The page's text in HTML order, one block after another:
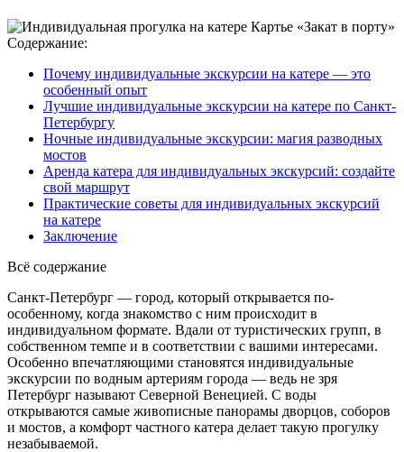
Содержание:
Почему индивидуальные экскурсии на катере — это
особенный опыт
Лучшие индивидуальные экскурсии на катере по Санкт-
Петербургу
Ночные индивидуальные экскурсии: магия разводных
мостов
Аренда катера для индивидуальных экскурсий: создайте
свой маршрут
Практические советы для индивидуальных экскурсий
на катере
Заключение
Всё содержание
Санкт-Петербург — город, который открывается по-
особенному, когда знакомство с ним происходит в
индивидуальном формате. Вдали от туристических групп, в
собственном темпе и в соответствии с вашими интересами.
Особенно впечатляющими становятся индивидуальные
экскурсии по водным артериям города — ведь не зря
Петербург называют Северной Венецией. С воды
открываются самые живописные панорамы дворцов, соборов
и мостов, а комфорт частного катера делает такую прогулку
незабываемой.